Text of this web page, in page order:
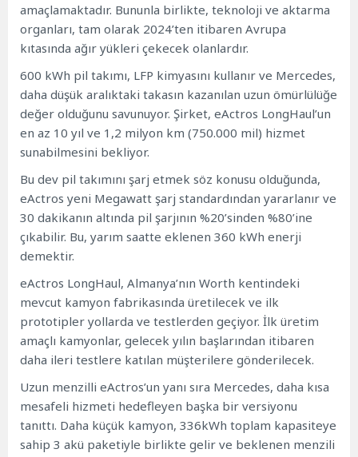
amaçlamaktadır. Bununla birlikte, teknoloji ve aktarma
organları, tam olarak 2024’ten itibaren Avrupa
kıtasında ağır yükleri çekecek olanlardır.
600 kWh pil takımı, LFP kimyasını kullanır ve Mercedes,
daha düşük aralıktaki takasın kazanılan uzun ömürlülüğe
değer olduğunu savunuyor. Şirket, eActros LongHaul’un
en az 10 yıl ve 1,2 milyon km (750.000 mil) hizmet
sunabilmesini bekliyor.
Bu dev pil takımını şarj etmek söz konusu olduğunda,
eActros yeni Megawatt şarj standardından yararlanır ve
30 dakikanın altında pil şarjının %20’sinden %80’ine
çıkabilir. Bu, yarım saatte eklenen 360 kWh enerji
demektir.
eActros LongHaul, Almanya’nın Worth kentindeki
mevcut kamyon fabrikasında üretilecek ve ilk
prototipler yollarda ve testlerden geçiyor. İlk üretim
amaçlı kamyonlar, gelecek yılın başlarından itibaren
daha ileri testlere katılan müşterilere gönderilecek.
Uzun menzilli eActros’un yanı sıra Mercedes, daha kısa
mesafeli hizmeti hedefleyen başka bir versiyonu
tanıttı. Daha küçük kamyon, 336kWh toplam kapasiteye
sahip 3 akü paketiyle birlikte gelir ve beklenen menzili